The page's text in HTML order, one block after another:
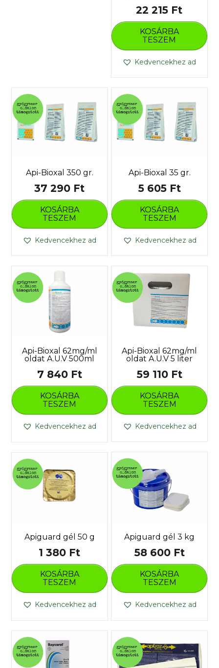
22 215 Ft
KOSÁRBA
TESZEM
Kedvencekhez ad
Api-Bioxal 35 gr.
5 605 Ft
KOSÁRBA
TESZEM
Kedvencekhez ad
Api-Bioxal 350 gr.
37 290 Ft
KOSÁRBA
TESZEM
Kedvencekhez ad
Api-Bioxal 62mg/ml
oldat A.U.V 5 liter
59 110 Ft
KOSÁRBA
TESZEM
Kedvencekhez ad
Api-Bioxal 62mg/ml
oldat A.U.V 500ml
7 840 Ft
KOSÁRBA
TESZEM
Kedvencekhez ad
Apiguard gél 3 kg
58 600 Ft
KOSÁRBA
TESZEM
Kedvencekhez ad
Apiguard gél 50 g
1 380 Ft
KOSÁRBA
TESZEM
Kedvencekhez ad